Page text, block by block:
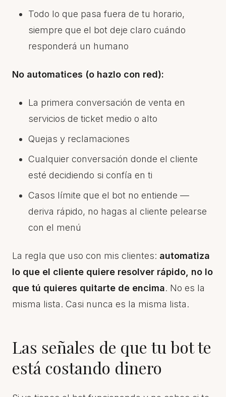
Todo lo que pasa fuera de tu horario,
siempre que el bot deje claro cuándo
responderá un humano
No automatices (o hazlo con red):
La primera conversación de venta en
servicios de ticket medio o alto
Quejas y reclamaciones
Cualquier conversación donde el cliente
esté decidiendo si confía en ti
Casos límite que el bot no entiende —
deriva rápido, no hagas al cliente pelearse
con el menú
La regla que uso con mis clientes: automatiza
lo que el cliente quiere resolver rápido, no lo
que tú quieres quitarte de encima. No es la
misma lista. Casi nunca es la misma lista.
Las señales de que tu bot te
está costando dinero